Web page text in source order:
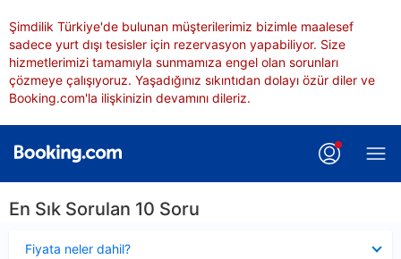
Şimdilik Türkiye'de bulunan müşterilerimiz bizimle maalesef
sadece yurt dışı tesisler için rezervasyon yapabiliyor. Size
hizmetlerimizi tamamıyla sunmamıza engel olan sorunları
çözmeye çalışıyoruz. Yaşadığınız sıkıntıdan dolayı özür diler ve
Booking.com'la ilişkinizin devamını dileriz.
En Sık Sorulan 10 Soru
Fiyata neler dahil?